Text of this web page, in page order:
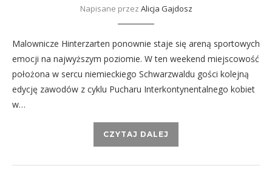
Napisane przez Alicja Gajdosz
Malownicze Hinterzarten ponownie staje się areną sportowych
emocji na najwyższym poziomie. W ten weekend miejscowość
położona w sercu niemieckiego Schwarzwaldu gości kolejną
edycję zawodów z cyklu Pucharu Interkontynentalnego kobiet
w…
CZYTAJ DALEJ